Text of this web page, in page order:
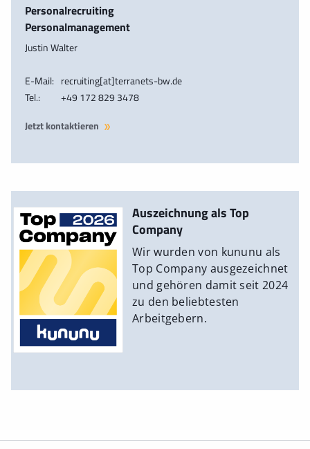
Personalrecruiting
Personalmanagement
Justin Walter
E-Mail: recruiting[at]terranets-bw.de
Tel.:
+49 172 829 3478
Jetzt kontaktieren
Auszeichnung als Top
Company
Wir wurden von kununu als
Top Company ausgezeichnet
und gehören damit seit 2024
zu den beliebtesten
Arbeitgebern.